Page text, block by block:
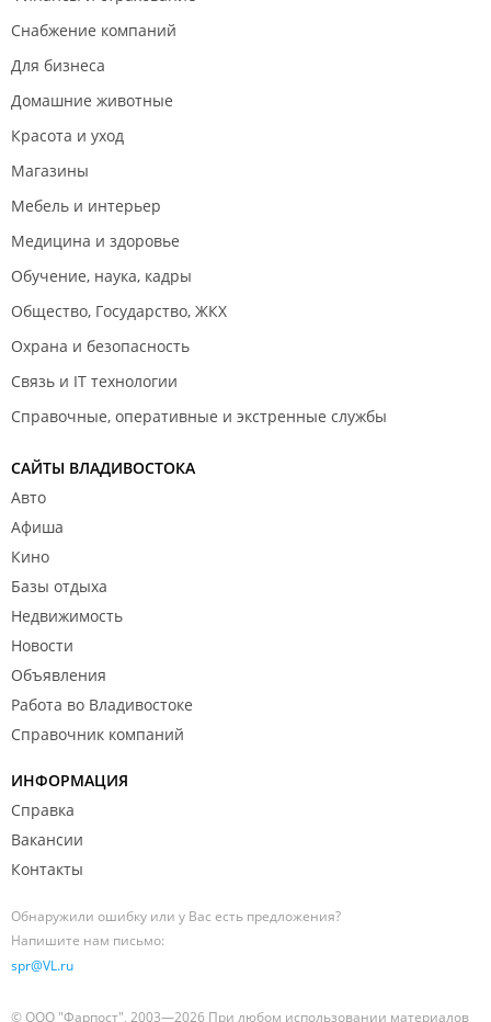
Снабжение компаний
Для бизнеса
Домашние животные
Красота и уход
Магазины
Мебель и интерьер
Медицина и здоровье
Обучение, наука, кадры
Общество, Государство, ЖКХ
Охрана и безопасность
Связь и IT технологии
Справочные, оперативные и экстренные службы
САЙТЫ ВЛАДИВОСТОКА
Авто
Афиша
Кино
Базы отдыха
Недвижимость
Новости
Объявления
Работа во Владивостоке
Справочник компаний
ИНФОРМАЦИЯ
Справка
Вакансии
Контакты
Обнаружили ошибку или у Вас есть предложения?
Напишите нам письмо:
spr@VL.ru
© ООО "Фарпост", 2003—2026 При любом использовании материалов